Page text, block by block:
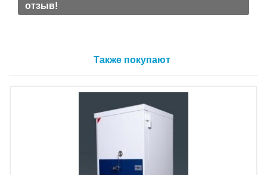
отзыв!
Также покупают